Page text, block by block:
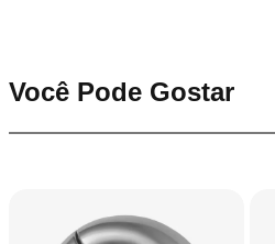
Você Pode Gostar